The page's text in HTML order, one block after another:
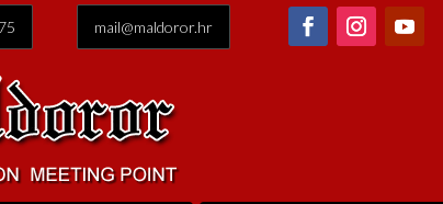
mail@maldoror.hr